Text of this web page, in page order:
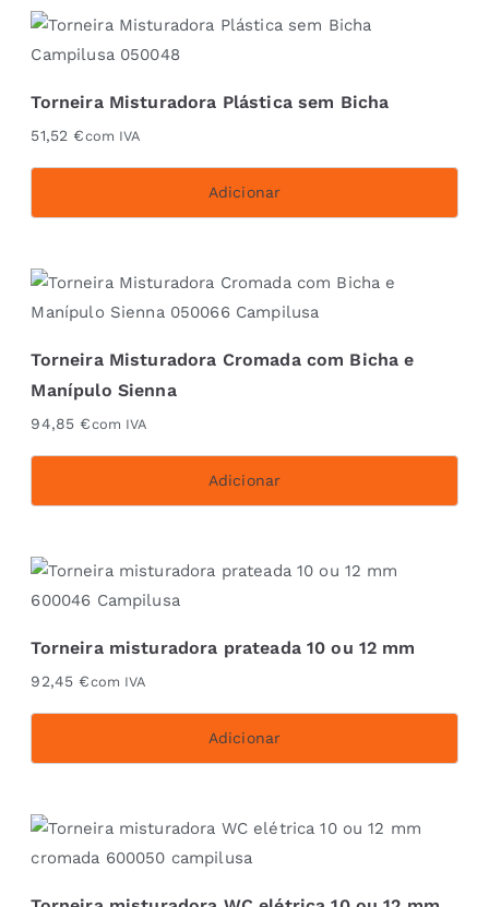
on
product
page
Torneira Misturadora Plástica sem Bicha
51,52 €com IVA
Adicionar
Torneira Misturadora Cromada com Bicha e
Manípulo Sienna
94,85 €com IVA
Adicionar
Torneira misturadora prateada 10 ou 12 mm
92,45 €com IVA
Adicionar